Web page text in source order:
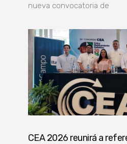
nueva convocatoria de
CEA 2026 reunirá a